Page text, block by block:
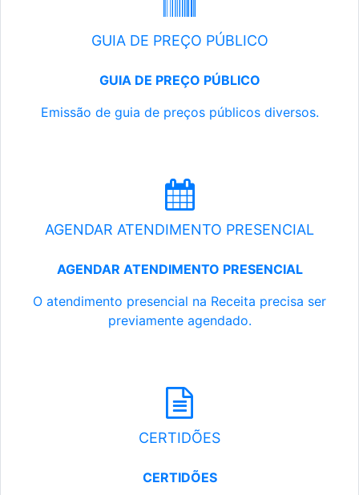
GUIA DE PREÇO PÚBLICO
GUIA DE PREÇO PÚBLICO
Emissão de guia de preços públicos diversos.
AGENDAR ATENDIMENTO PRESENCIAL
AGENDAR ATENDIMENTO PRESENCIAL
O atendimento presencial na Receita precisa ser
previamente agendado.
CERTIDÕES
CERTIDÕES